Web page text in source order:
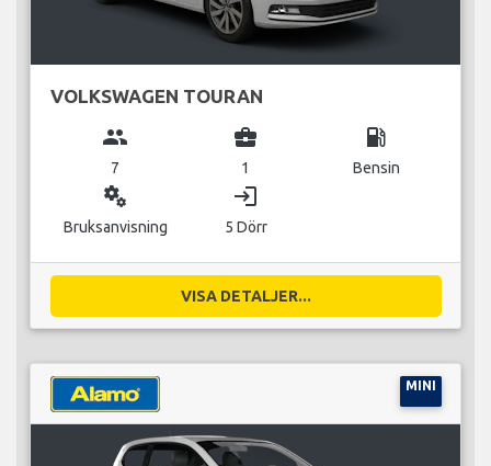
VOLKSWAGEN TOURAN
group
7
business_center
1
local_gas_station
Bensin
miscellaneous_services
Bruksanvisning
login
5 Dörr
VISA DETALJER...
MINI